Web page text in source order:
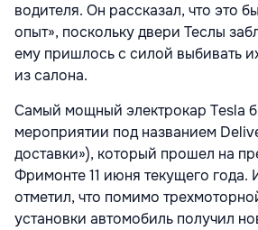
водителя. Он рассказал, что это
опыт», поскольку двери Теслы
ему пришлось с силой выбивать
из салона.
Самый мощный электрокар Tesla
мероприятии под названием
доставки»), который прошел на
Фримонте 11 июня текущего года.
отметил, что помимо
установки автомобиль получил